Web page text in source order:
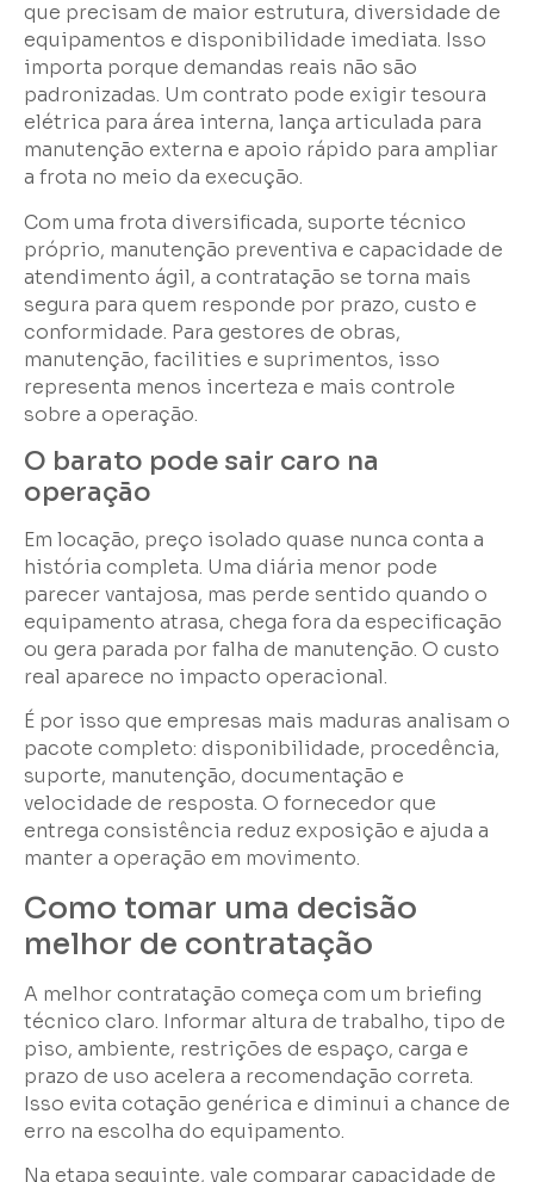
que precisam de maior estrutura, diversidade de
equipamentos e disponibilidade imediata. Isso
importa porque demandas reais não são
padronizadas. Um contrato pode exigir tesoura
elétrica para área interna, lança articulada para
manutenção externa e apoio rápido para ampliar
a frota no meio da execução.
Com uma frota diversificada, suporte técnico
próprio, manutenção preventiva e capacidade de
atendimento ágil, a contratação se torna mais
segura para quem responde por prazo, custo e
conformidade. Para gestores de obras,
manutenção, facilities e suprimentos, isso
representa menos incerteza e mais controle
sobre a operação.
O barato pode sair caro na
operação
Em locação, preço isolado quase nunca conta a
história completa. Uma diária menor pode
parecer vantajosa, mas perde sentido quando o
equipamento atrasa, chega fora da especificação
ou gera parada por falha de manutenção. O custo
real aparece no impacto operacional.
É por isso que empresas mais maduras analisam o
pacote completo: disponibilidade, procedência,
suporte, manutenção, documentação e
velocidade de resposta. O fornecedor que
entrega consistência reduz exposição e ajuda a
manter a operação em movimento.
Como tomar uma decisão
melhor de contratação
A melhor contratação começa com um briefing
técnico claro. Informar altura de trabalho, tipo de
piso, ambiente, restrições de espaço, carga e
prazo de uso acelera a recomendação correta.
Isso evita cotação genérica e diminui a chance de
erro na escolha do equipamento.
Na etapa seguinte, vale comparar capacidade de